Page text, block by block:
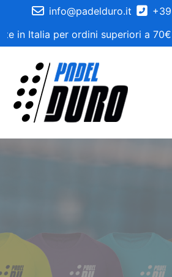
info@padelduro.it
in Italia per ordini superiori a 70€